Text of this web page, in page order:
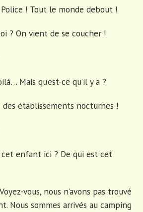
! Tout le monde debout !
? On vient de se coucher !
Mais qu’est-ce qu’il y a ?
établissements nocturnes !
enfant ici ? De qui est cet
vous, nous n’avons pas trouvé
Nous sommes arrivés au camping